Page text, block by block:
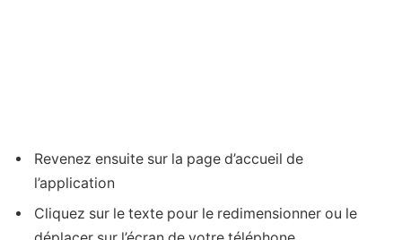
Revenez ensuite sur la page d’accueil de
l’application
Cliquez sur le texte pour le redimensionner ou le